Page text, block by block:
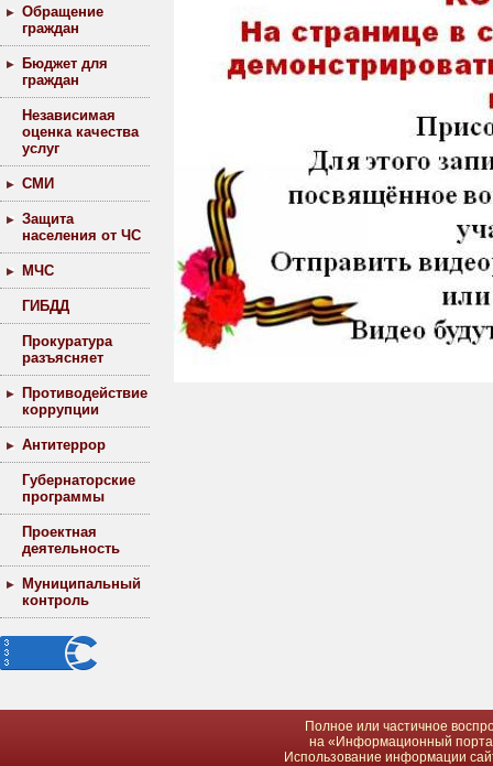
Обращение
граждан
Бюджет для
граждан
Независимая
оценка качества
услуг
СМИ
Защита
населения от ЧС
МЧС
ГИБДД
Прокуратура
разъясняет
Противодействие
коррупции
Антитеррор
Губернаторские
программы
Проектная
деятельность
Муниципальный
контроль
Полное или частичное
на «Информационный
Использование информации